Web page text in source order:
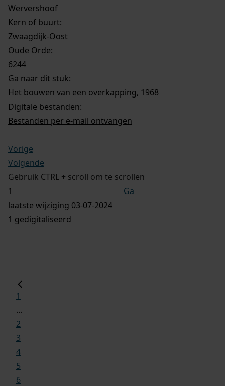
Wervershoof
Kern of buurt:
Zwaagdijk-Oost
Oude Orde:
6244
Ga naar dit stuk:
Het bouwen van een overkapping, 1968
Digitale bestanden:
Bestanden per e-mail ontvangen
Vorige
Volgende
Gebruik CTRL + scroll om te scrollen
Ga
laatste wijziging 03-07-2024
1 gedigitaliseerd
1
...
2
3
4
5
6